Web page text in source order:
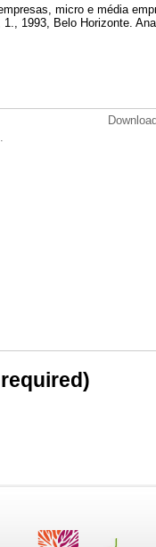
micro e média
1., 1993, Belo Horizonte.